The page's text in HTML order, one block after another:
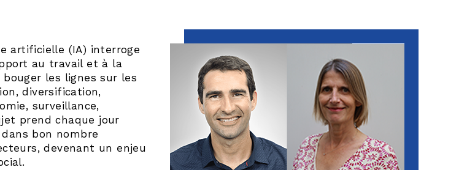
artificielle (IA) interroge
au travail et à la
les lignes sur les
diversification,
surveillance,
prend chaque jour
bon nombre
devenant un enjeu